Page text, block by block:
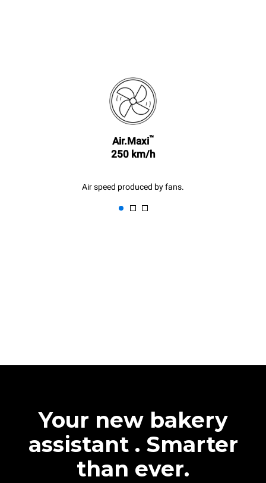
Air.Maxi™
250 km/h
Air speed produced by fans.
Your new bakery
assistant . Smarter
than ever.